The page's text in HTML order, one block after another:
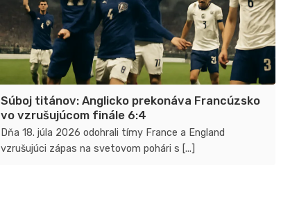
Súboj titánov: Anglicko prekonáva Francúzsko
vo vzrušujúcom finále 6:4
Dňa 18. júla 2026 odohrali tímy France a England
vzrušujúci zápas na svetovom pohári s [...]